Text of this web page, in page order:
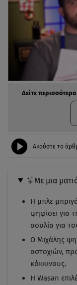
Δείτε
Ακούστε το
Με μια
Η μπλε
ψηφίσει για
ασυλία για
Ο Μιχάλης
αστοχιών,
κόκκινους.
Η Wasan